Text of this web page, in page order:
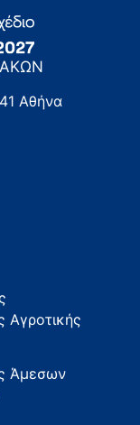
Αθήνα
Αγροτικής
Άμεσων